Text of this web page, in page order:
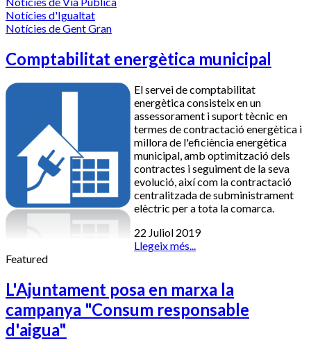
Notícies d'Igualtat
Notícies de Gent Gran
Comptabilitat energètica municipal
El servei de comptabilitat
energètica consisteix en un
assessorament i suport tècnic en
termes de contractació energètica i
millora de l'eficiència energètica
municipal, amb optimització dels
contractes i seguiment de la seva
evolució, així com la contractació
centralitzada de subministrament
elèctric per a tota la comarca.
22 Juliol 2019
Llegeix més...
Featured
L'Ajuntament posa en marxa la
campanya "Consum responsable
d'aigua"